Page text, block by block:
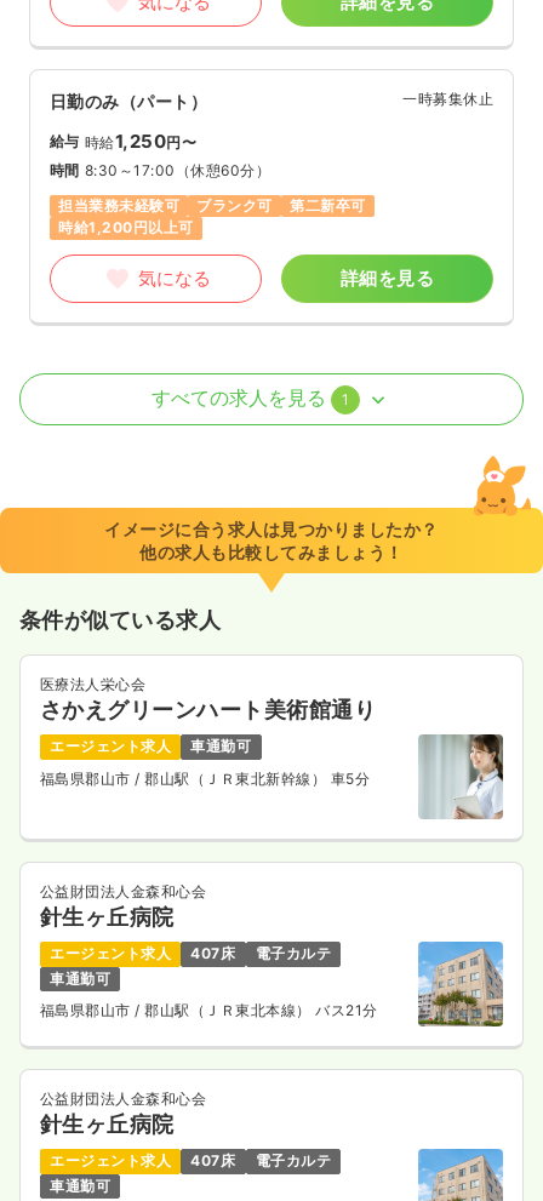
日勤のみ（パート） 一時募集休止
給与 時給1,250円〜
時間 8:30～17:00 （休憩60分）
担当業務未経験可
ブランク可
第二新卒可
時給1,200円以上可
気になる 詳細を見る
外来
8:30～17:00（休憩60分）
4週8休以上
担当業務未経験可 ブランク可
新卒可
月給24万円以上可
すべての求人を見る 1
イメージに合う求人は見つかりましたか？
他の求人も比較してみましょう！
条件が似ている求人
医療法人栄心会
さかえグリーンハート美術館通り
エージェント求人
車通勤可
福島県郡山市 / 郡山駅（ＪＲ東北新幹線） 車5分
公益財団法人金森和心会
針生ヶ丘病院
エージェント求人 407床
電子カルテ
車通勤可
福島県郡山市/ 郡山駅（ＪＲ東北本線） バス21分
公益財団法人金森和心会
針生ヶ丘病院
エージェント求人 407床
電子カルテ
車通勤可